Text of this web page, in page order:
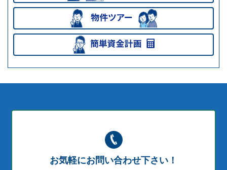
お気軽にお問い合わせ下さい！